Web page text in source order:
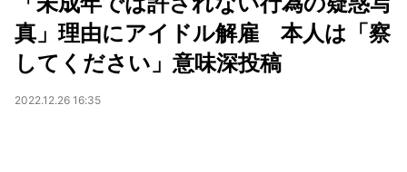
真」理由にアイドル解雇 本人は「察
してください」意味深投稿
2022.12.26 16:35